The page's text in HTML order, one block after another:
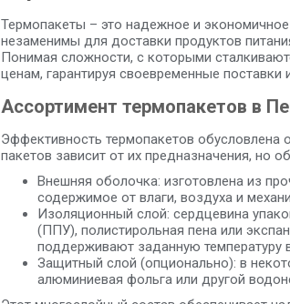
Термопакеты – это надежное и
незаменимы для доставки продуктов
Понимая сложности, с которыми
ценам, гарантируя своевременные
Ассортимент термопакетов в
Эффективность термопакетов
пакетов зависит от их предназначения, но
Внешняя оболочка: изготовлена из
содержимое от влаги, воздуха и
Изоляционный слой: сердцевина
(ППУ), полистирольная пена или
поддерживают заданную температуру
Защитный слой (опционально): в
алюминиевая фольга или другой